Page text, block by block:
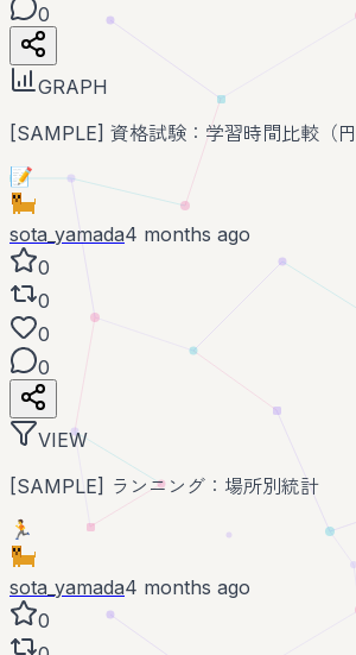
0
GRAPH
[SAMPLE] 資格試験：学習時間比較（
📝
sota_yamada4 months ago
0
0
0
0
VIEW
[SAMPLE] ランニング：場所別統計
🏃
sota_yamada4 months ago
0